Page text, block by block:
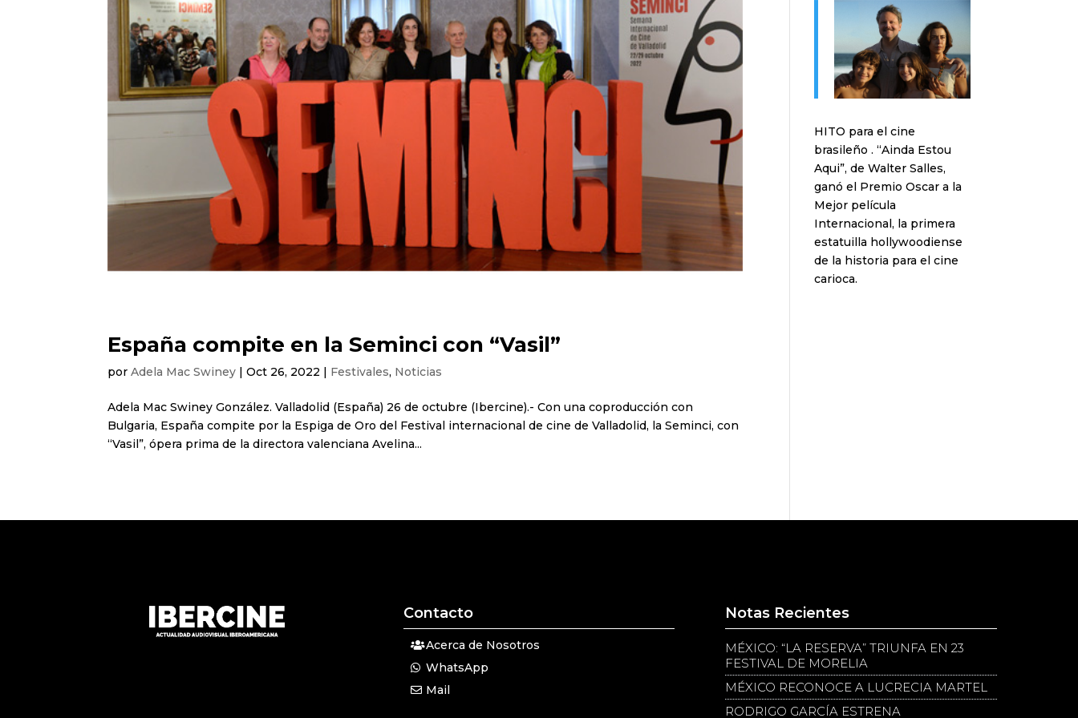
España compite en la Seminci con “Vasil”
porAdela Mac Swiney |Oct 26, 2022 Festivales, Noticias
Adela Mac Swiney González. Valladolid (España) 26 de octubre (Ibercine).- Con una coproducción con
Bulgaria, España compite por la Espiga de Oro del Festival internacional de cine de Valladolid, la Seminci, con
“Vasil”, ópera prima de la directora valenciana Avelina...
HITO para el cine
brasileño . “Ainda Estou
Aqui”, de Walter Salles,
ganó el Premio Oscar a la
Mejor película
Internacional, la primera
estatuilla hollywoodiense
de la historia para el cine
carioca.
Contacto
Acerca de Nosotros
WhatsApp
Mail
Notas Recientes
MÉXICO: “LA RESERVA” TRIUNFA EN 23
FESTIVAL DE MORELIA
MÉXICO RECONOCE A LUCRECIA MARTEL
RODRIGO GARCÍA ESTRENA